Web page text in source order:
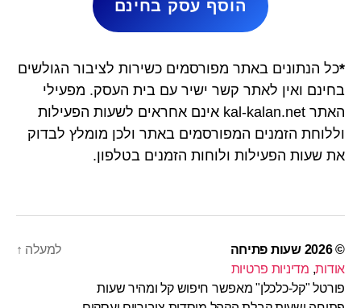
הוסף עסק בחינם
*כל הנתונים באתר מפורסמים כשירות לציבור הגולשים
בחינם ואין לאתר קשר ישיר עם בית העסק. מפעילי
האתר kal-kalan.net אינם אחראים לשעות הפעילות
וללוחת הזמנים המפורסמים באתר ולכן מומלץ לבדוק
את שעות הפעילות ולוחות הזמנים בטלפון.
© 2026
שעות פתיחה
אודות, מדיניות פרטיות
פורטל "קל-כלכלן" מאפשר חיפוש קל ומהיר שעות
למעלה ↑